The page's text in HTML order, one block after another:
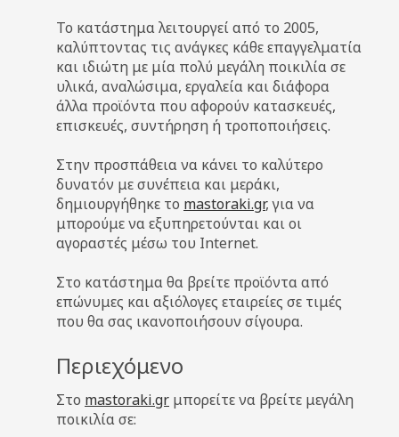
Το κατάστημα λειτουργεί από το 2005,
καλύπτοντας τις ανάγκες κάθε επαγγελματία
και ιδιώτη με μία πολύ μεγάλη ποικιλία σε
υλικά, αναλώσιμα, εργαλεία και διάφορα
άλλα προϊόντα που αφορούν κατασκευές,
επισκευές, συντήρηση ή τροποποιήσεις.
Στην προσπάθεια να κάνει το καλύτερο
δυνατόν με συνέπεια και μεράκι,
δημιουργήθηκε το mastoraki.gr, για να
μπορούμε να εξυπηρετούνται και οι
αγοραστές μέσω του Internet.
Στο κατάστημα θα βρείτε προϊόντα από
επώνυμες και αξιόλογες εταιρείες σε τιμές
που θα σας ικανοποιήσουν σίγουρα.
Περιεχόμενο
Στο mastoraki.gr μπορείτε να βρείτε μεγάλη
ποικιλία σε: